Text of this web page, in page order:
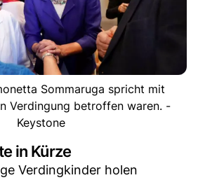
Sommaruga spricht mit
Verdingung betroffen waren. -
Keystone
in Kürze
Verdingkinder holen